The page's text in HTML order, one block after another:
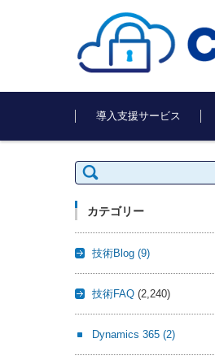
コンテンツに移動
導入支援サービス
検
索:
カテゴリー
技術Blog (9)
技術FAQ (2,240)
Dynamics 365 (2)